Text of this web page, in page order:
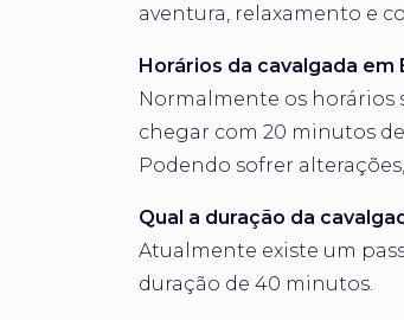
aventura, relaxamento e
Horários da cavalgada em
Normalmente os horários
chegar com 20 minutos
Podendo sofrer
Qual a duração da
Atualmente existe um
duração de 40 minutos.